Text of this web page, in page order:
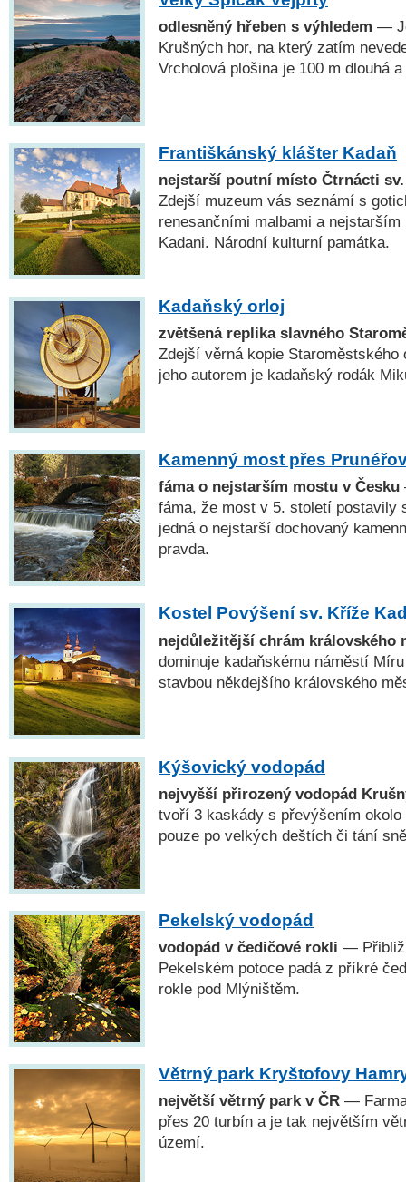
odlesněný hřeben s výhledem —
Krušných hor, na který zatím
Vrcholová plošina je 100 m dlouhá
Františkánský klášter Kadaň
nejstarší poutní místo Čtrnácti
Zdejší muzeum vás seznámí s
renesančními malbami a
Kadani. Národní kulturní památka.
Kadaňský orloj
zvětšená replika slavného
Zdejší věrná kopie Staroměstského
jeho autorem je kadaňský rodák
Kamenný most přes
fáma o nejstarším mostu v Česku
fáma, že most v 5. století postavily
jedná o nejstarší dochovaný
pravda.
Kostel Povýšení sv. Kříže
nejdůležitější chrám královského
dominuje kadaňskému náměstí
stavbou někdejšího královského
Kýšovický vodopád
nejvyšší přirozený vodopád
tvoří 3 kaskády s převýšením
pouze po velkých deštích či tání
Pekelský vodopád
vodopád v čedičové rokli —
Pekelském potoce padá z příkré
rokle pod Mlýništěm.
Větrný park Kryštofovy
největší větrný park v ČR —
přes 20 turbín a je tak největším
území.